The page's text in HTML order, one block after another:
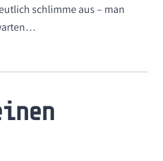
schlimme aus – man